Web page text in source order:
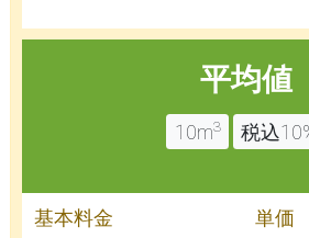
平均値
10m3 税込
基本料金 単価